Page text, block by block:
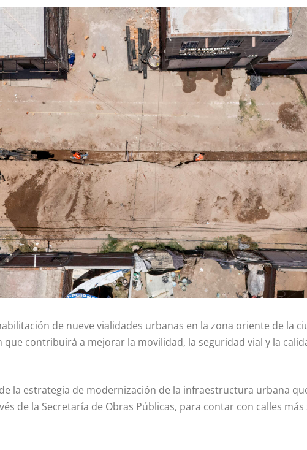
de nueve vialidades urbanas en la zona oriente de la
que contribuirá a mejorar la movilidad, la seguridad vial y la
la estrategia de modernización de la infraestructura urbana
de la Secretaría de Obras Públicas, para contar con calles más